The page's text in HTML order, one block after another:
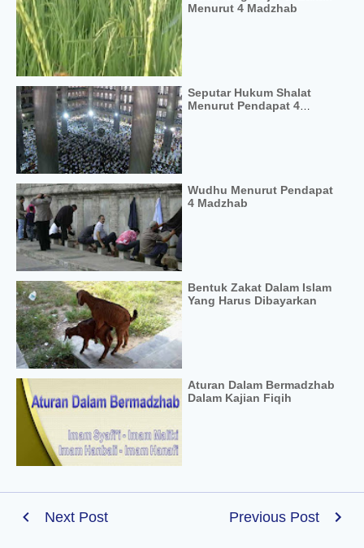
Menurut 4 Madzhab
Seputar Hukum Shalat
Menurut Pendapat 4
Wudhu Menurut Pendapat
4 Madzhab
Bentuk Zakat Dalam Islam
Yang Harus Dibayarkan
Aturan Dalam Bermadzhab
Dalam Kajian Fiqih
Next Post Previous Post